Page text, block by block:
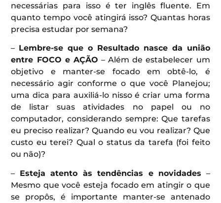
necessárias para isso é ter inglês fluente. Em
quanto tempo você atingirá isso? Quantas horas
precisa estudar por semana?
– Lembre-se que o Resultado nasce da união
entre FOCO e AÇÃO – Além de estabelecer um
objetivo e manter-se focado em obtê-lo, é
necessário agir conforme o que você Planejou;
uma dica para auxiliá-lo nisso é criar uma forma
de listar suas atividades no papel ou no
computador, considerando sempre: Que tarefas
eu preciso realizar? Quando eu vou realizar? Que
custo eu terei? Qual o status da tarefa (foi feito
ou não)?
– Esteja atento às tendências e novidades –
Mesmo que você esteja focado em atingir o que
se propôs, é importante manter-se antenado